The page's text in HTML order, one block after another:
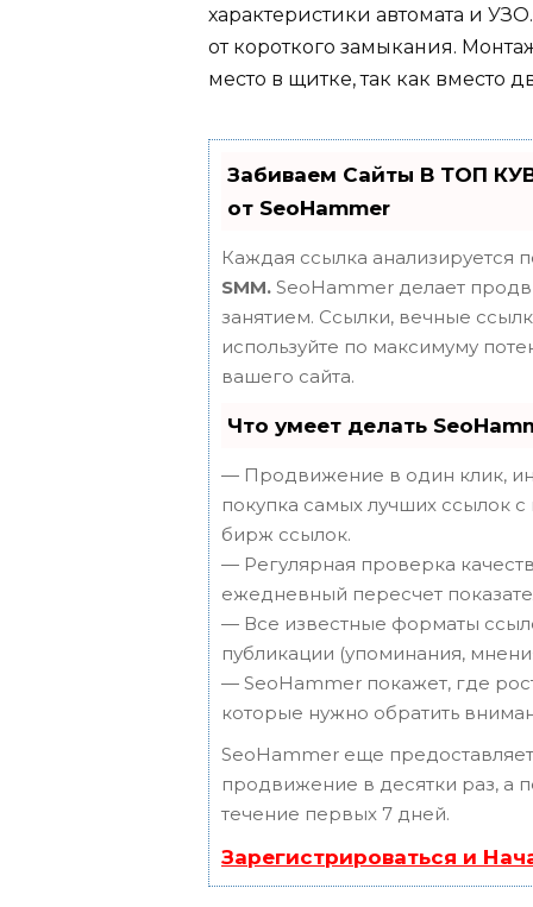
характеристики автомата и
от короткого замыкания.
место в щитке, так как вместо
Забиваем Сайты В ТОП
от SeoHammer
Каждая ссылка анализируется
SMM. SeoHammer делает
занятием. Ссылки, вечные
используйте по максимуму
вашего сайта.
Что умеет делать
— Продвижение в один клик,
покупка самых лучших ссылок
бирж ссылок.
— Регулярная проверка
ежедневный пересчет
— Все известные форматы
публикации (упоминания,
— SeoHammer покажет, где
которые нужно обратить
SeoHammer еще
продвижение в десятки раз, а
течение первых 7 дней.
Зарегистрироваться и